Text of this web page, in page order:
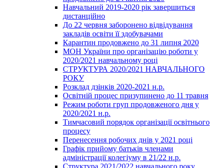
Навчальний 2019-2020 рік завершиться
дистанційно
До 22 червня заборонено відвідування
закладів освіти її здобувачами
Карантин продовжено до 31 липня 2020
МОН України про організацію роботи у
2020/2021 навчальному році
СТРУКТУРА 2020/2021 НАВЧАЛЬНОГО
РОКУ
Розклад дзінків 2020-2021 н.р.
Освітній процес призупинено до 11 травня
Режим роботи груп продовженого дня у
2020/2021 н.р.
Тимчасовий порядок організації освітнього
процесу
Перенесення робочих днів у 2021 році
Графік прийому батьків членами
адміністрації колегіуму в 21/22 н.р.